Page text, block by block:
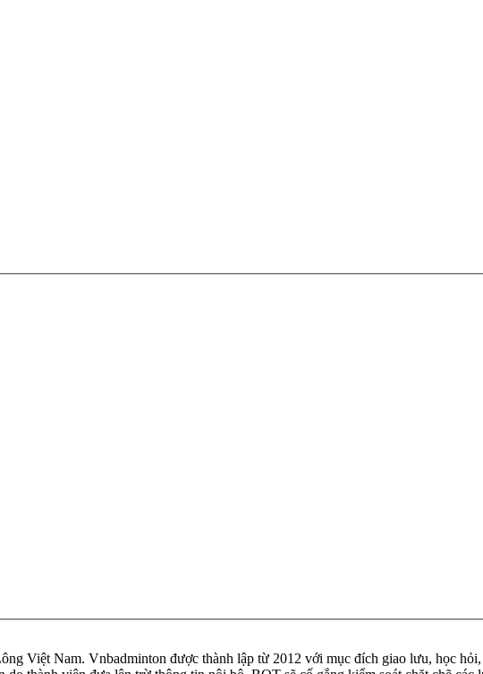
Việt Nam. Vnbadminton được thành lập từ 2012 với mục đích giao lưu, học